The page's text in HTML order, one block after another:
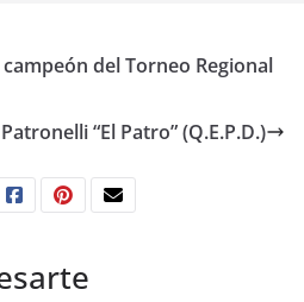
campeón del Torneo Regional
“El Patro” (Q.E.P.D.)